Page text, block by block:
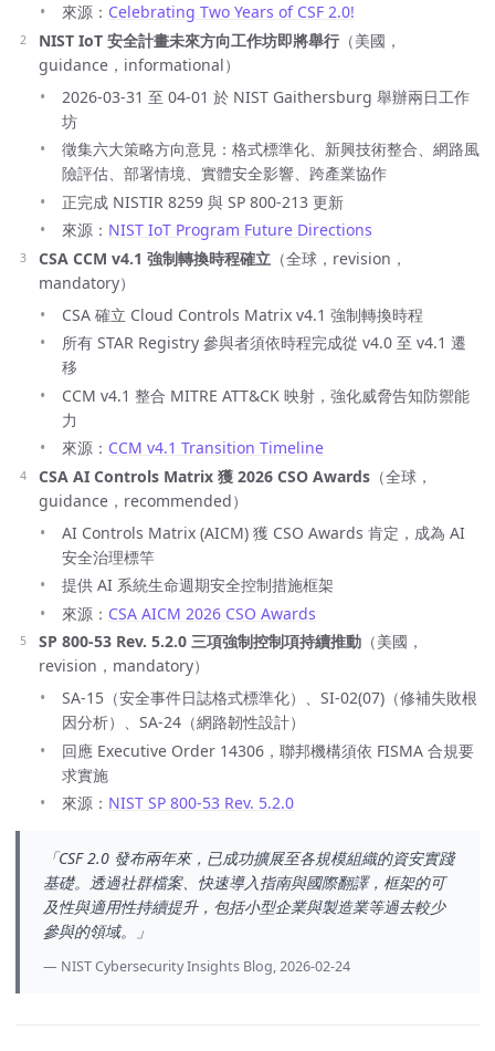
來源： Celebrating Two Years of CSF 2.0!
NIST IoT 安全計畫未來方向工作坊即將舉行 （美國，
guidance，informational）
2026-03-31 至 04-01 於 NIST Gaithersburg 舉辦兩日工作
坊
徵集六大策略方向意見：格式標準化、新興技術整合、網路風
險評估、部署情境、實體安全影響、跨產業協作
正完成 NISTIR 8259 與 SP 800-213 更新
來源： NIST IoT Program Future Directions
CSA CCM v4.1 強制轉換時程確立 （全球，revision，
mandatory）
CSA 確立 Cloud Controls Matrix v4.1 強制轉換時程
所有 STAR Registry 參與者須依時程完成從 v4.0 至 v4.1 遷
移
CCM v4.1 整合 MITRE ATT&CK 映射，強化威脅告知防禦能
力
來源： CCM v4.1 Transition Timeline
CSA AI Controls Matrix 獲 2026 CSO Awards （全球，
guidance，recommended）
AI Controls Matrix (AICM) 獲 CSO Awards 肯定，成為 AI
安全治理標竿
提供 AI 系統生命週期安全控制措施框架
來源： CSA AICM 2026 CSO Awards
SP 800-53 Rev. 5.2.0 三項強制控制項持續推動 （美國，
revision，mandatory）
SA-15（安全事件日誌格式標準化）、SI-02(07)（修補失敗根
因分析）、SA-24（網路韌性設計）
回應 Executive Order 14306，聯邦機構須依 FISMA 合規要
求實施
來源： NIST SP 800-53 Rev. 5.2.0
「CSF 2.0 發布兩年來，已成功擴展至各規模組織的資安實踐
基礎。透過社群檔案、快速導入指南與國際翻譯，框架的可
及性與適用性持續提升，包括小型企業與製造業等過去較少
參與的領域。」
NIST Cybersecurity Insights Blog, 2026-02-24